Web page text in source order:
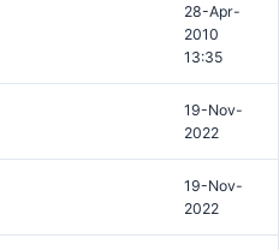
28-Apr-
2010
13:35
19-Nov-
2022
19-Nov-
2022